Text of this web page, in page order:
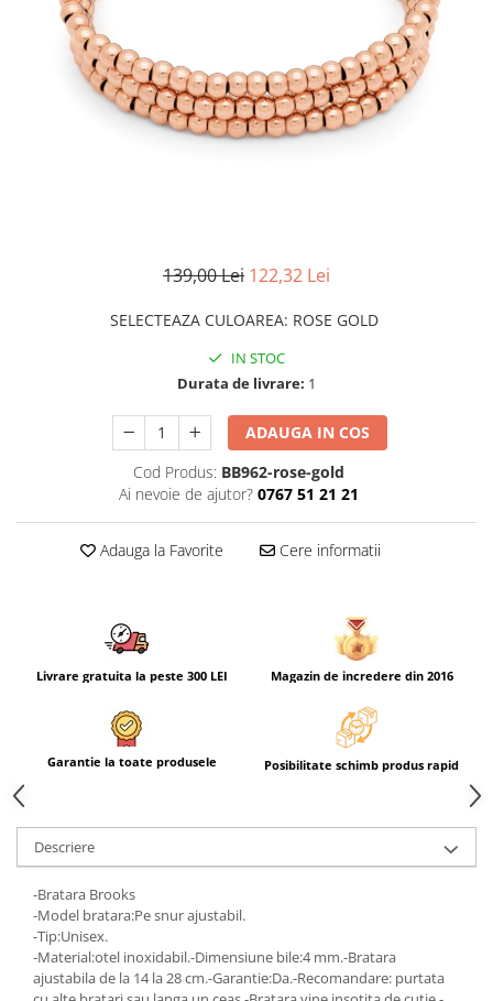
CERCEI
CEASURI DAMA
139,00 Lei 122,32 Lei
SELECTEAZA CULOAREA: ROSE GOLD
IN STOC
Durata de livrare: 1
ADAUGA IN COS
Cod Produs: BB962-rose-gold
Ai nevoie de ajutor? 0767 51 21 21
Adauga la Favorite Cere informatii
Livrare gratuita la peste 300 LEI Magazin de incredere din 2016
Garantie la toate produsele Posibilitate schimb produs rapid
Descriere
-Bratara Brooks
-Model bratara:Pe snur ajustabil.
-Tip:Unisex.
-Material:otel inoxidabil.-Dimensiune bile:4 mm.-Bratara
ajustabila de la 14 la 28 cm.-Garantie:Da.-Recomandare: purtata